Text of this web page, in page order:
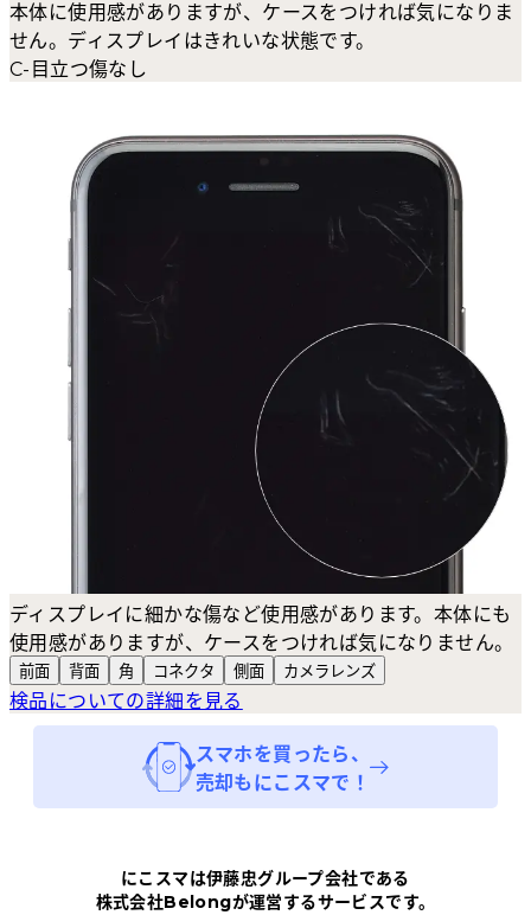
本体に使用感がありますが、ケースをつければ気になりま
せん。ディスプレイはきれいな状態です。
C-目立つ傷なし
ディスプレイに細かな傷など使用感があります。本体にも
使用感がありますが、ケースをつければ気になりません。
前面 背面 角 コネクタ 側面 カメラ レンズ
検品についての詳細を見る
スマホを買ったら、
売却もにこスマで！
にこスマは伊藤忠グループ会社である
株式会社Belongが運営するサービスです。